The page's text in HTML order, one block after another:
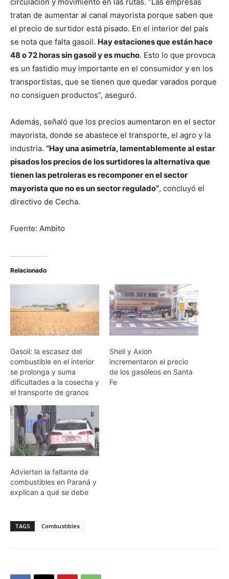
tratan de aumentar al canal mayorista porque saben que
el precio de surtidor está pisado. En el interior del país
se nota que falta gasoil. Hay estaciones que están hace
48 o 72 horas sin gasoil y es mucho. Esto lo que provoca
es un fastidio muy importante en el consumidor y en los
transportistas, que se tienen que quedar varados porque
no consiguen productos”, aseguró.
Además, señaló que los precios aumentaron en el sector
mayorista, donde se abastece el transporte, el agro y la
industria. “Hay una asimetría, lamentablemente al estar
pisados los precios de los surtidores la alternativa que
tienen las petroleras es recomponer en el sector
mayorista que no es un sector regulado”, concluyó el
directivo de Cecha.
Fuente: Ambito
Relacionado
Gasoil: la escasez del
combustible en el interior
se prolonga y suma
dificultades a la cosecha y
el transporte de granos
Shell y Axion
incrementaron el precio
de los gasóleos en Santa
Fe
Advierten la faltante de
combustibles en Paraná y
explican a qué se debe
TAGS Combustibles